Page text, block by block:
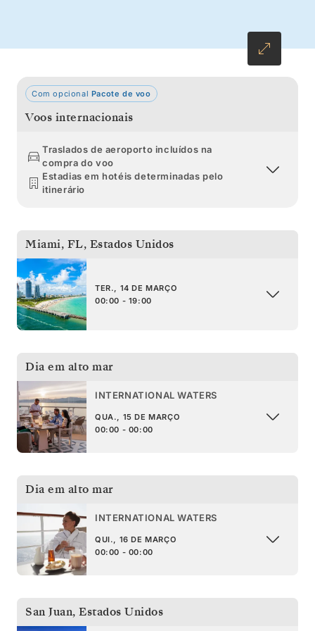
Com opcional Pacote de voo
Voos internacionais
Traslados de aeroporto incluídos na
compra do voo
Estadias em hotéis determinadas pelo
itinerário
Miami, FL, Estados Unidos
TER., 14 DE MARÇO
00:00 - 19:00
Dia em alto mar
INTERNATIONAL WATERS
QUA., 15 DE MARÇO
00:00 - 00:00
Dia em alto mar
INTERNATIONAL WATERS
QUI., 16 DE MARÇO
00:00 - 00:00
San Juan, Estados Unidos